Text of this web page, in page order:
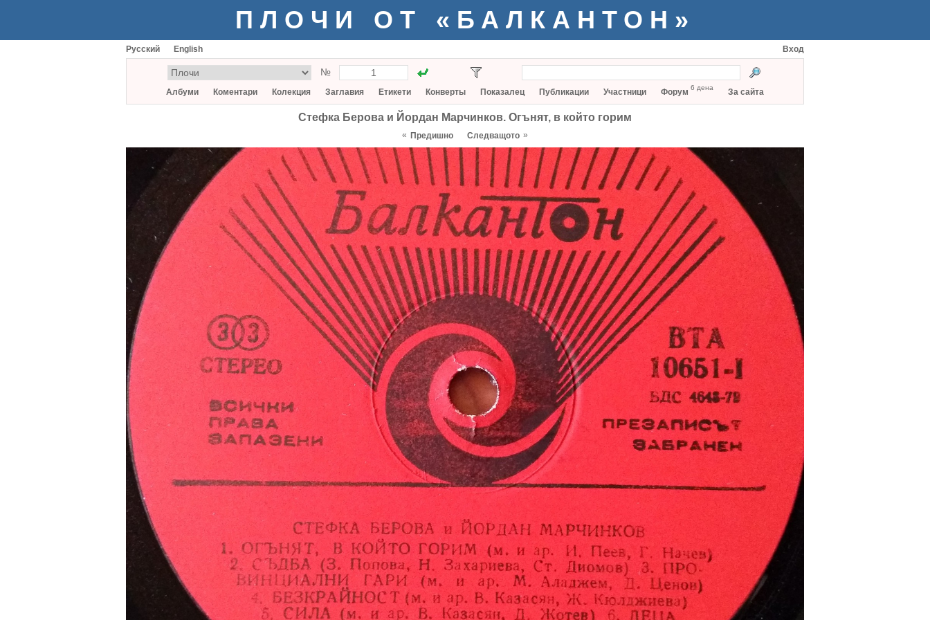
ПЛОЧИ ОТ «БАЛКАНТОН»
Русский English Вход
№
Албуми Коментари Колекция Заглавия Етикети Конверты Показалец Публикации Участници Форум 6 дена За сайта
Стефка Берова и Йордан Марчинков. Огънят, в който горим
« Предишно Следващото »